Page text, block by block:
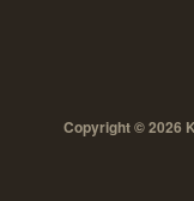
Copyright © 2026